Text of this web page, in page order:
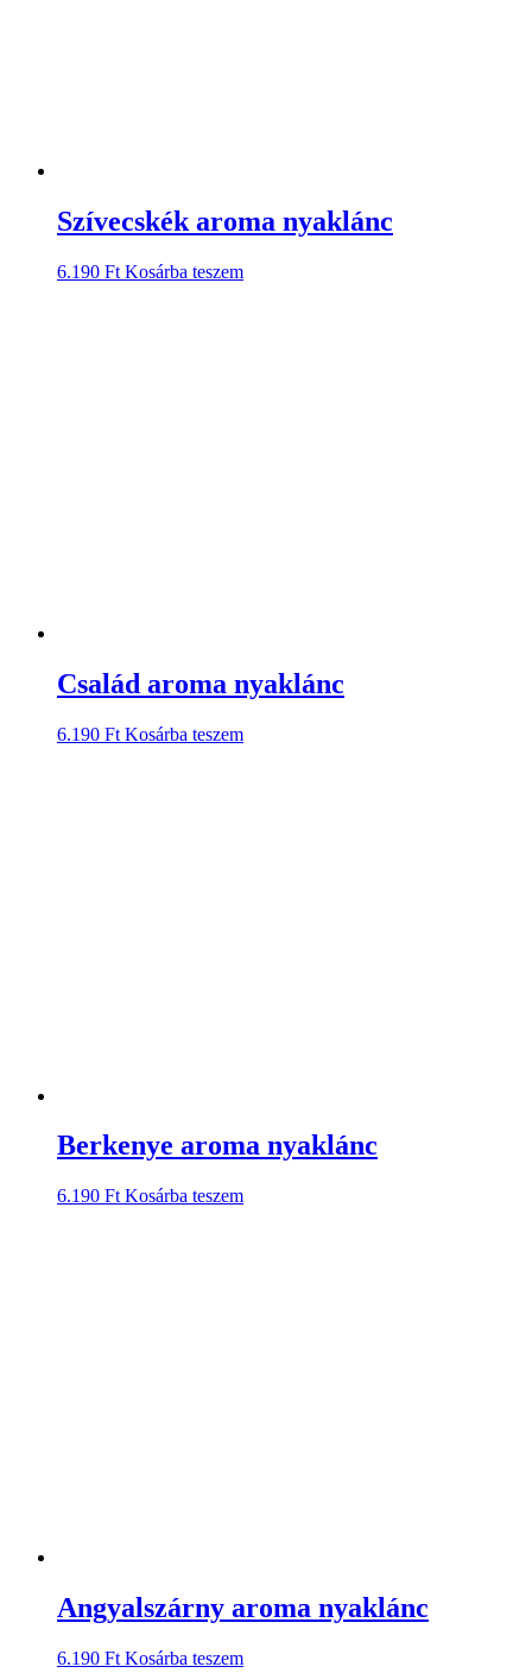
Szívecskék aroma nyaklánc
6.190 Ft Kosárba teszem
Család aroma nyaklánc
6.190 Ft Kosárba teszem
Berkenye aroma nyaklánc
6.190 Ft Kosárba teszem
Angyalszárny aroma nyaklánc
6.190 Ft Kosárba teszem